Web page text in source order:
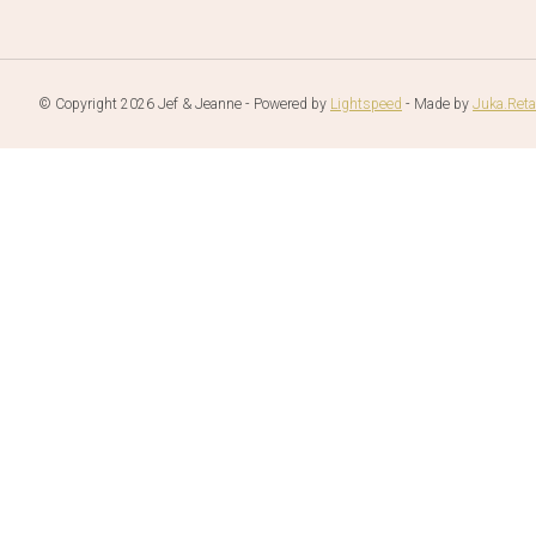
© Copyright 2026 Jef & Jeanne - Powered by Lightspeed - Made by